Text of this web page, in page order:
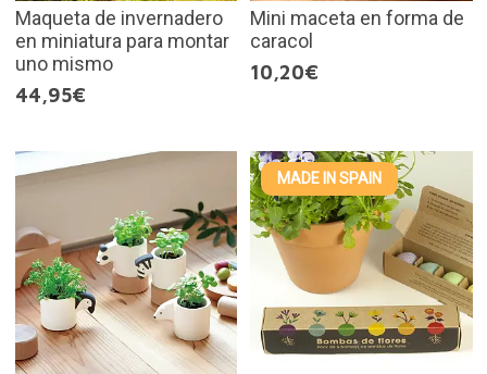
Maqueta de invernadero
en miniatura para montar
uno mismo
44,95€
Mini maceta en forma de
caracol
10,20€
MADE IN SPAIN